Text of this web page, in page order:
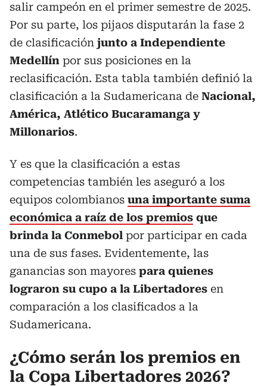
salir campeón en el primer semestre de 2025.
Por su parte, los pijaos disputarán la fase 2
de clasificación junto a Independiente
Medellín por sus posiciones en la
reclasificación. Esta tabla también definió la
clasificación a la Sudamericana de Nacional,
América, Atlético Bucaramanga y
Millonarios.
Y es que la clasificación a estas
competencias también les aseguró a los
equipos colombianos una importante suma
económica a raíz de los premios que
brinda la Conmebol por participar en cada
una de sus fases. Evidentemente, las
ganancias son mayores para quienes
lograron su cupo a la Libertadores en
comparación a los clasificados a la
Sudamericana.
¿Cómo serán los premios en
la Copa Libertadores 2026?